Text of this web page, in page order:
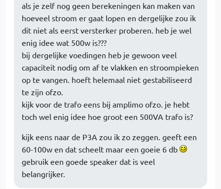
als je zelf nog geen berekeningen kan maken van
hoeveel stroom er gaat lopen en dergelijke zou ik
dit niet als eerst versterker proberen. heb je wel
enig idee wat 500w is???
bij dergelijke voedingen heb je gewoon veel
capaciteit nodig om af te vlakken en stroompieken
op te vangen. hoeft helemaal niet gestabiliseerd
te zijn ofzo.
kijk voor de trafo eens bij amplimo ofzo. je hebt
toch wel enig idee hoe groot een 500VA trafo is?
kijk eens naar de P3A zou ik zo zeggen. geeft een
60-100w en dat scheelt maar een goeie 6 db
gebruik een goede speaker dat is veel
belangrijker.